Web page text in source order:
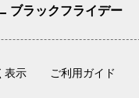
ブラックフライデー
表示 ご利用ガイド